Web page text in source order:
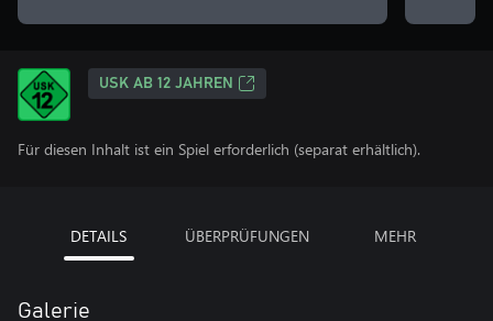
USK AB 12 JAHREN
Für diesen Inhalt ist ein Spiel erforderlich (separat erhältlich).
DETAILS ÜBERPRÜFUNGEN MEHR
Galerie